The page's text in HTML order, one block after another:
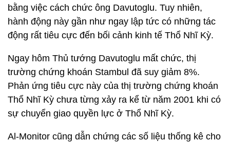
bằng việc cách chức ông Davutoglu. Tuy nhiên,
hành động này gần như ngay lập tức có những tác
động rất tiêu cực đến bối cảnh kinh tế Thổ Nhĩ Kỳ.
Ngay hôm Thủ tướng Davutoglu mất chức, thị
trường chứng khoán Stambul đã suy giảm 8%.
Phản ứng tiêu cực này của thị trường chứng khoán
Thổ Nhĩ Kỳ chưa từng xảy ra kể từ năm 2001 khi có
sự chuyển giao quyền lực ở Thổ Nhĩ Kỳ.
Al-Monitor cũng dẫn chứng các số liệu thống kê cho